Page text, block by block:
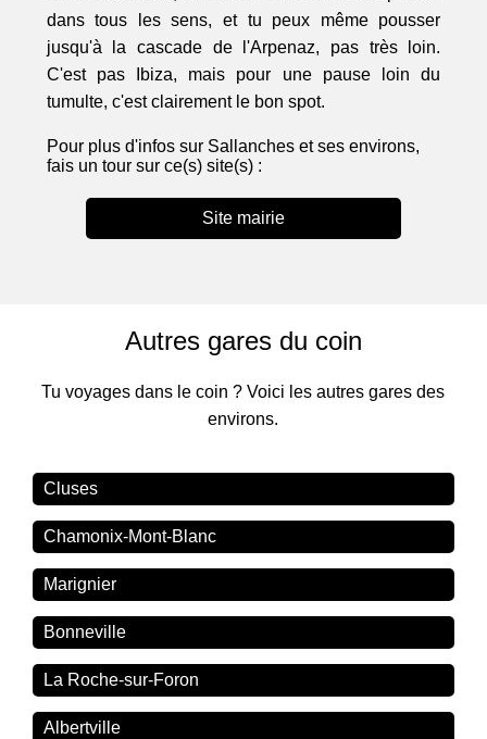
dans tous les sens, et tu peux même pousser
jusqu'à la cascade de l'Arpenaz, pas très loin.
C'est pas Ibiza, mais pour une pause loin du
tumulte, c'est clairement le bon spot.
Pour plus d'infos sur Sallanches et ses environs,
fais un tour sur ce(s) site(s) :
Site mairie
Autres gares du coin
Tu voyages dans le coin ? Voici les autres gares des
environs.
Cluses
Chamonix-Mont-Blanc
Marignier
Bonneville
La Roche-sur-Foron
Albertville